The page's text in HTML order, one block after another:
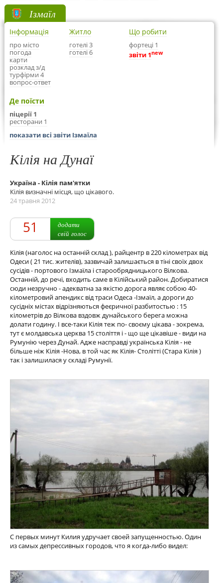
Ізмаїл
Інформація
про місто
погода
карти
розклад з/д
турфірми 4
вопрос-ответ
Житло
готелі 3
готелі 6
Що робити
фортеці 1
звіти 1new
Де поїсти
піцерії 1
ресторани 1
показати всі звіти Ізмаїла
Кілія на Дунаї
Україна - Кілія пам'ятки
Кілія визначні місця, що цікавого.
24 травня 2012
51
додати
свій голос
Кілія (наголос на останній склад ), райцентр в 220 кілометрах від
Одеси ( 21 тис. жителів), зазвичай залишається в тіні своїх двох
сусідів - портового Ізмаїла і старообрядницького Вілкова.
Останній, до речі, входить саме в Кілійський район. Добиратися
сюди незручно - адекватна за якістю дорога являє собою 40-
кілометровий апендикс від траси Одеса -Ізмаїл, а дороги до
сусідніх містах відрізняються феєричної разбитостью : 15
кілометрів до Вілкова вздовж дунайського берега можна
долати годину. І все-таки Кілія теж по- своєму цікава - зокрема,
тут є молдавська церква 15 століття і - що ще цікавіше - види на
Румунію через Дунай. Адже насправді українська Кілія - ​​не
більше ніж Кілія -Нова, в той час як Кілія- Столітті (Стара Кілія )
так і залишилася у складі Румунії.
С первых минут Килия удручает своей запущенностью. Один
из самых депрессивных городов, что я когда-либо видел: